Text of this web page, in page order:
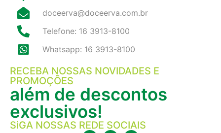
doceerva@doceerva.com.br
Telefone: 16 3913-8100
Whatsapp: 16 3913-8100
RECEBA NOSSAS NOVIDADES E
PROMOÇÕES
além de descontos
exclusivos!
SiGA NOSSAS REDE SOCIAIS